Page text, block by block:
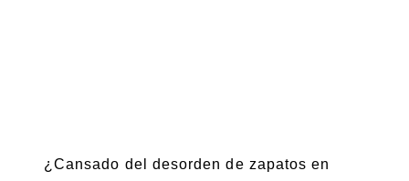
¿Cansado del desorden de zapatos en